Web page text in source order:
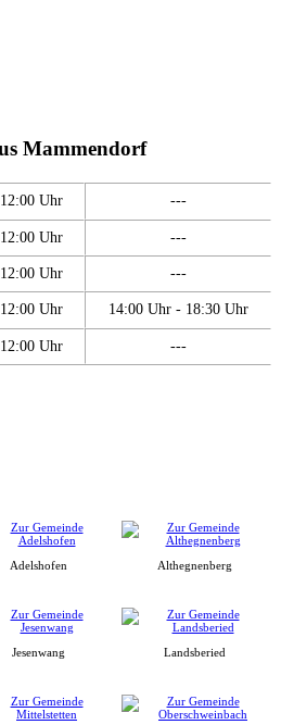
Mammendorf
Uhr ---
Uhr ---
Uhr ---
Uhr 14:00 Uhr - 18:30 Uhr
Uhr ---
Adelshofen Althegnenberg
Jesenwang Landsberied